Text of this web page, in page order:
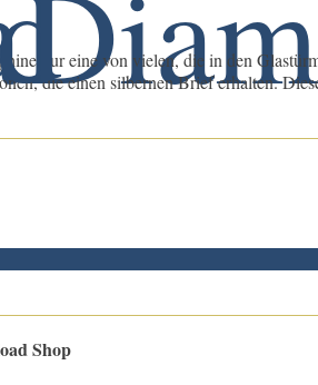
nur eine von vielen, die in den
die einen silbernen Brief erhalten.
Shop